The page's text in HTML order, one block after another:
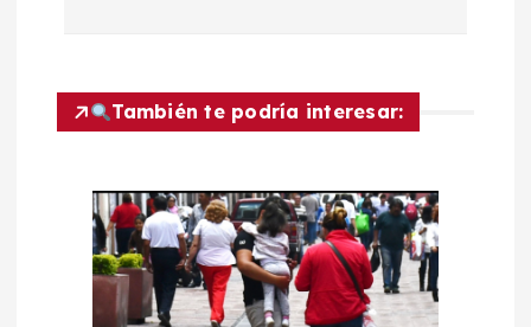
c
También te podría interesar: